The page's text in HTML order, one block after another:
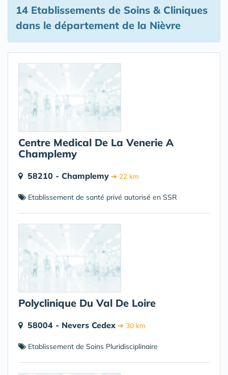
14 Etablissements de Soins & Cliniques
dans le département de la Nièvre
Centre Medical De La Venerie A
Champlemy
58210 - Champlemy ➔ 22 km
Etablissement de santé privé autorisé en SSR
Polyclinique Du Val De Loire
58004 - Nevers Cedex ➔ 30 km
Etablissement de Soins Pluridisciplinaire